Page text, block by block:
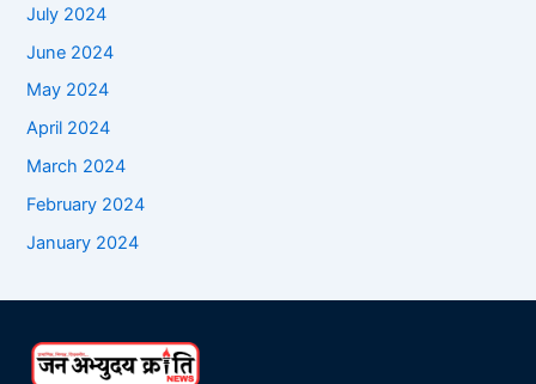
July 2024
June 2024
May 2024
April 2024
March 2024
February 2024
January 2024